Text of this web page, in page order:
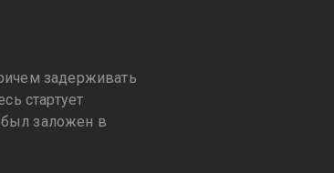
задерживать
стартует
заложен в